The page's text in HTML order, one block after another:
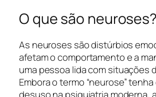
O que são neuroses?
As neuroses são distúrbios
afetam o comportamento e a
uma pessoa lida com situações
Embora o termo “neurose”